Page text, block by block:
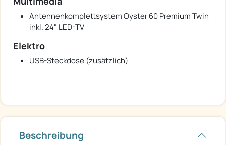
Antennenkomplettsystem Oyster 60 Premium Twin
inkl. 24" LED-TV
Elektro
USB-Steckdose (zusätzlich)
Beschreibung